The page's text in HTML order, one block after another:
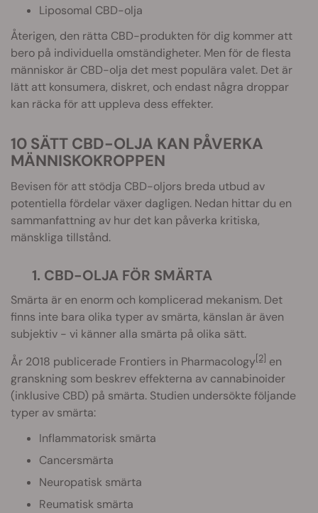
Liposomal CBD-olja
Återigen, den rätta CBD-produkten för dig kommer att
bero på individuella omständigheter. Men för de flesta
människor är CBD-olja det mest populära valet. Det är
lätt att konsumera, diskret, och endast några droppar
kan räcka för att uppleva dess effekter.
10 SÄTT CBD-OLJA KAN PÅVERKA
MÄNNISKOKROPPEN
Bevisen för att stödja CBD-oljors breda utbud av
potentiella fördelar växer dagligen. Nedan hittar du en
sammanfattning av hur det kan påverka kritiska,
mänskliga tillstånd.
1. CBD-OLJA FÖR SMÄRTA
Smärta är en enorm och komplicerad mekanism. Det
finns inte bara olika typer av smärta, känslan är även
subjektiv - vi känner alla smärta på olika sätt.
År 2018 publicerade Frontiers in Pharmacology[2] en
granskning som beskrev effekterna av cannabinoider
(inklusive CBD) på smärta. Studien undersökte följande
typer av smärta:
Inflammatorisk smärta
Cancersmärta
Neuropatisk smärta
Reumatisk smärta